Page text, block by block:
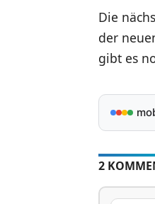
Die
der
gibt es
2